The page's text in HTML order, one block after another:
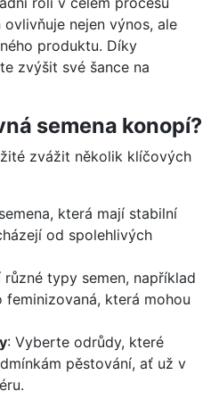
nejen výnos, ale
produktu. Díky
zvýšit své šance na
semena konopí?
zvážit několik klíčových
která mají stabilní
od spolehlivých
různé typy semen, například
feminizovaná, která mohou
: Vyberte odrůdy, které
pěstování, ať už v